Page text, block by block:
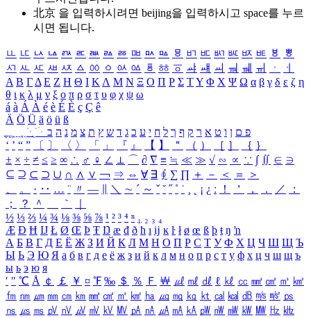
北京 을 입력하시려면 beijing을 입력하시고 space를 누르
시면 됩니다.
ㅥ ㅦ ㅧ ㅨ ㅩ ㅪ ㅫ ㅬ ㅭ ㅮ ㅯ ㅰ ㅱ ㅲ ㅳ ㅴ ㅵ ㅶ ㅷ ㅸ
ㅹ
ㅺ ㅻ ㅼ ㅽ ㅾ ㅿ ㆀ ㆁ ㆂ ㆃ ㆄ ㆅ ㆆ ㆇ ㆈ ㆉ ㆊ ㆋ ㆌ ㆍ
ㆎ
Α Β ΓΔ Ε Ζ Η Θ Ι ΚΛ Μ Ν Ξ Ο Π Ρ Σ ΤΥ Φ Χ Ψ Ω α β γ δ ε ζ η
θ ι κ λ μ ν ξ ο π ρ σ τ υ φ χ ψ ω
á à Á À é è É È ç Ç ê
Ä Ö Ü ä ö ü ß
ִֶֹ ֻּ ׁׂ פ ם ן ו ט א ר ק ף ך ל ח י ע כ ג ד ש ץ ת צ מ נ ה ב
‘ ’ “ ” 〔 〕 〈 〉 「 」 『 』 【 】 ＂ （ ） ［ ］ ｛ ｝
± × ÷ ≠ ≤ ≥ ∞ ∴ ♂ ♀ ∠ ⊥ ⌒ ∂ ∇ ≡ ≒ ≪ ≫ √ ∽ ∝ ∵ ∫ ∬ ∈ ∋
⊆ ⊇ ⊂ ⊃ ∪ ∩ ∧ ∨ ￢ ⇒ ⇔ ∀ ∃ ∮ ∑ ∏ ＋ － ＜ ＝
＞
、
。 · ‥ … ¨ 〃 ― ＼ ∼ ´ ～ ˇ ˘ ˝ ˚ ˙ ¸ ¡ ¿ ː ！ ＇ ， ． ／
：
；
？ ＾ ｀
½ ⅓ ⅔ ¼ ¾ ⅛ ⅜ ⅝ ⅞ ¹ ² ³ ⁴ ⁿ ₁ ₂ ₃ ₄
Æ Ð Ħ Ĳ Ł Ø Œ Þ Ŧ Ŋ æ đ ð ħ ı ĳ ĸ ŀ ł ø œ ß þ ŧ ŋ ŉ
А Б В Г Д Е Ё Ж З И Й К Л М Н О П Р С Т У Ф Х Ц Ч Ш Щ Ъ
Ы Ь Э Ю Я а б в г д е ё ж з и й к л м н о п р с т у ф х ц ч ш щ ъ
ы ь э ю я
′ ″ ℃ Å ￠ ￡ ￥ ¤ ℉ ‰ ＄ ％ Ｆ ￦ ㎕ ㎖ ㎗ ℓ ㎘ ㏄ ㎣ ㎤ ㎥ ㎦
㎙ ㎚ ㎛ ㎜ ㎝ ㎞ ㎟ ㎠ ㎡ ㎢ ㏊ ㎍ ㎎ ㎏ ㏏ ㎈ ㎉ ㏈ ㎧ ㎨ ㎰
㎱ ㎲ ㎳ ㎴ ㎵ ㎶ ㎷ ㎸ ㎹ ㎀ ㎁ ㎂ ㎃ ㎄ ㎺ ㎻ ㎽ ㎾ ㎿ ㎐ ㎑